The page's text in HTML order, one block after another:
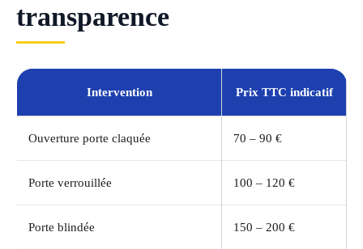
transparence
Intervention Prix TTC indicatif
Ouverture porte claquée 70 – 90 €
Porte verrouillée 100 – 120 €
Porte blindée 150 – 200 €